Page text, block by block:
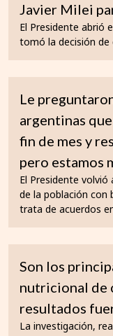
Javier Milei
El Presidente abrió
tomó la decisión de
Le
argentinas
fin de mes y
pero estamos
El Presidente
de la población con
trata de acuerdos
Son los
nutricional de
resultados
La investigación,